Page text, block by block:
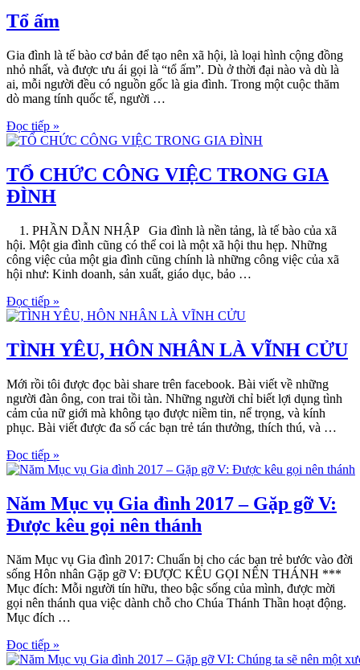
Tổ ấm
Gia đình là tế bào cơ bản để tạo nên xã hội, là loại hình cộng đồng
nhỏ nhất, và được ưu ái gọi là “tổ ấm”. Dù ở thời đại nào và dù là
ai, mỗi người đều có nguồn gốc là gia đình. Trong một cuộc thăm
dò mang tính quốc tế, người …
Đọc tiếp »
TỔ CHỨC CÔNG VIỆC TRONG GIA
ĐÌNH
1. PHẦN DẪN NHẬP Gia đình là nền tảng, là tế bào của xã
hội. Một gia đình cũng có thể coi là một xã hội thu hẹp. Những
công việc của một gia đình cũng chính là những công việc của xã
hội như: Kinh doanh, sản xuất, giáo dục, bảo …
Đọc tiếp »
TÌNH YÊU, HÔN NHÂN LÀ VĨNH CỬU
Mới rồi tôi được đọc bài share trên facebook. Bài viết về những
người đàn ông, con trai tồi tàn. Những người chỉ biết lợi dụng tình
cảm của nữ giới mà không tạo được niềm tin, nể trọng, và kính
phục. Bài viết được đa số các bạn trẻ tán thưởng, thích thú, và …
Đọc tiếp »
Năm Mục vụ Gia đình 2017 – Gặp gỡ V:
Được kêu gọi nên thánh
Năm Mục vụ Gia đình 2017: Chuẩn bị cho các bạn trẻ bước vào đời
sống Hôn nhân Gặp gỡ V: ĐƯỢC KÊU GỌI NÊN THÁNH ***
Mục đích: Mỗi người tín hữu, theo bậc sống của mình, được mời
gọi nên thánh qua việc dành chỗ cho Chúa Thánh Thần hoạt động.
Mục đích …
Đọc tiếp »